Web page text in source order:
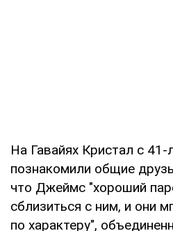
На Гавайях Кристал с
познакомили общие
что Джеймс "хороший
сблизиться с ним, и они
по характеру",